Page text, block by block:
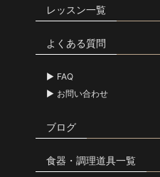
レッスン一覧
よくある質問
FAQ
お問い合わせ
ブログ
食器・調理道具一覧